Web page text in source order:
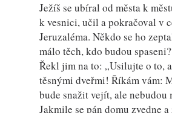
Ježíš se ubíral od města k
k vesnici, učil a pokračoval v
Jeruzaléma. Někdo se ho
málo těch, kdo budou
Řekl jim na to: „Usilujte o to,
těsnými dveřmi! Říkám vám:
bude snažit vejít, ale nebudou
Jakmile se pán domu zvedne